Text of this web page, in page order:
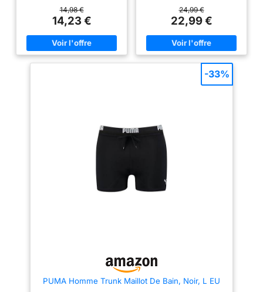
plus rapide après un
entraînement de natation.
Conception Réfléchie: Cordon
de serrage à la taille pour un
meilleur ajustement et une plus
grande sécurité. La doublure
douce à l'avant protège mieux
il épouse la peau et offre un
soutien confortable, pour que
vous puissiez profiter de votre
plates pour un confort inégalé.
Les coutures serrées résistent à
14,98 €
14,23 €
M(EU)
à l'eau et convient pour tous les
sports nautiques ou les activités
de plage Taille réglable, bande
élastique avec cordon de
serrage, étirement de 5 à 8 cm
possible, détente et confort,
facile à serrer, ne vous
inquiétez pas de tomber le
pantalon Poche latérale
pratique, deux poches en maille
les perdre Slip intérieur en
maille, toutes les coutures sont
ourlées, respirant et à séchage
rapide, doux, sans frottement ni
irritation Design sportif,
matériau légèrement élastique
et petite fente, mouvement libre
pendant le sport, idéal pour les
24,99 €
22,99 €
PUMA Homme Trunk Maillot De Bain, Noir, L EU
-33%